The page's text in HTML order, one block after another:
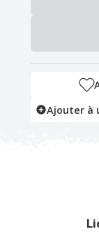
Ajouter à